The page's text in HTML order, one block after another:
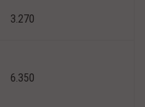
3.270
6.350